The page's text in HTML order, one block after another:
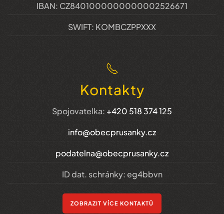
IBAN: CZ8401000000000002526671
SWIFT: KOMBCZPPXXX
Kontakty
Spojovatelka: +420 518 374 125
info@obecprusanky.cz
podatelna@obecprusanky.cz
ID dat. schránky: eg4bbvn
ZOBRAZIT VÍCE KONTAKTŮ